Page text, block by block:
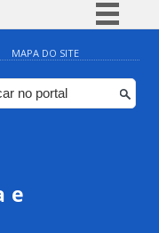
Simplifique!
Comunica BR
Participe
MAPA DO SITE
e